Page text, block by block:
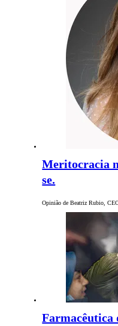
Meritocracia
se.
Opinião de Beatriz Rubio,
Farmacêutica